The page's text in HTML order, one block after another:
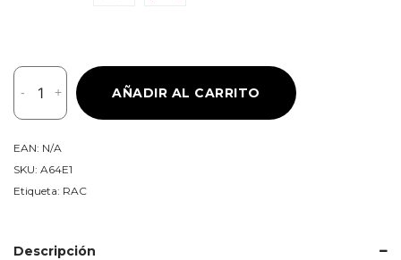
-
Tomtoc
Mochila
Slash-
16"
+ AÑADIR AL CARRITO
EAN: N/A
SKU: A64E1
Etiqueta: RAC
Descripción